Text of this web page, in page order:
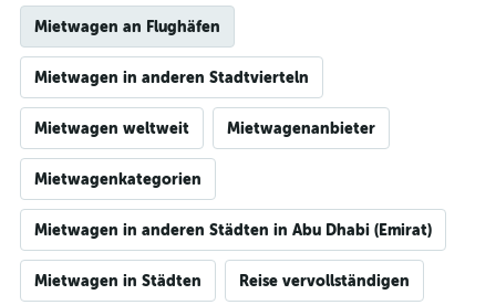
Mietwagen an Flughäfen
Mietwagen in anderen Stadtvierteln
Mietwagen weltweit Mietwagenanbieter
Mietwagenkategorien
Mietwagen in anderen Städten in Abu Dhabi (Emirat)
Mietwagen in Städten Reise vervollständigen